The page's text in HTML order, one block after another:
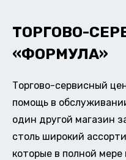
ТОРГОВО-
«ФОРМУЛА»
Торгово-сервисный
помощь в
один другой магазин
столь широкий
которые в полной